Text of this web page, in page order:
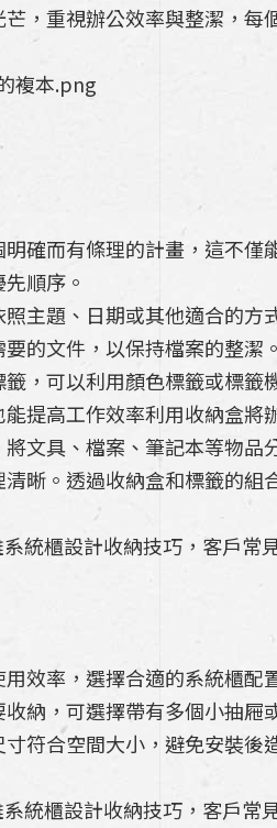
，重視辦公效率與整潔，
確而有條理的計畫，這不
順序。
主題、日期或其他適合的
的文件，以保持檔案的整潔。
，可以利用顏色標籤或標
提高工作效率利用收納盒
文具、檔案、筆記本等物
晰。透過收納盒和標籤的
效率，選擇合適的系統櫃
納，可選擇帶有多個小抽
符合空間大小，避免安裝後